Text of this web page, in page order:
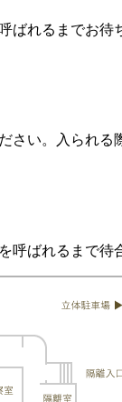
ばれるまでお待
さい。入られる
呼ばれるまで待